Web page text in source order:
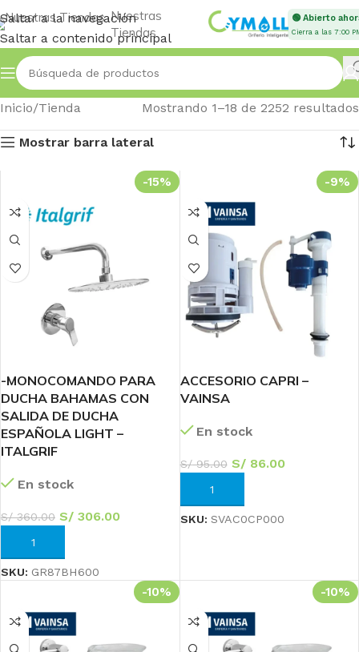
Saltar a la navegación
Saltar a contenido principal
Nuestras
Tiendas
🟢 Abierto
Cierra a las 7:00
Inicio Tienda Mostrando 1–18 de 2252 resultados
Mostrar barra lateral
-15%
-MONOCOMANDO PARA
DUCHA BAHAMAS CON
SALIDA DE DUCHA
ESPAÑOLA LIGHT –
ITALGRIF
En stock
S/360.00 S/ 306.00
AÑADIR AL CARRITO
SKU: GR87BH600
-9%
ACCESORIO CAPRI –
VAINSA
En stock
S/95.00 S/86.00
AÑADIR AL CARRITO
SKU: SVAC0CP000
-10% -10%